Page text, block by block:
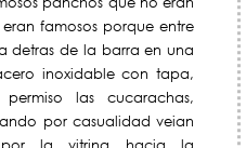
famosos porque entre
detras de la barra en una
inoxidable con tapa,
las cucarachas,
por casualidad veian